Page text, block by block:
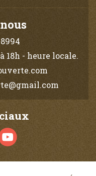
18h - heure locale.